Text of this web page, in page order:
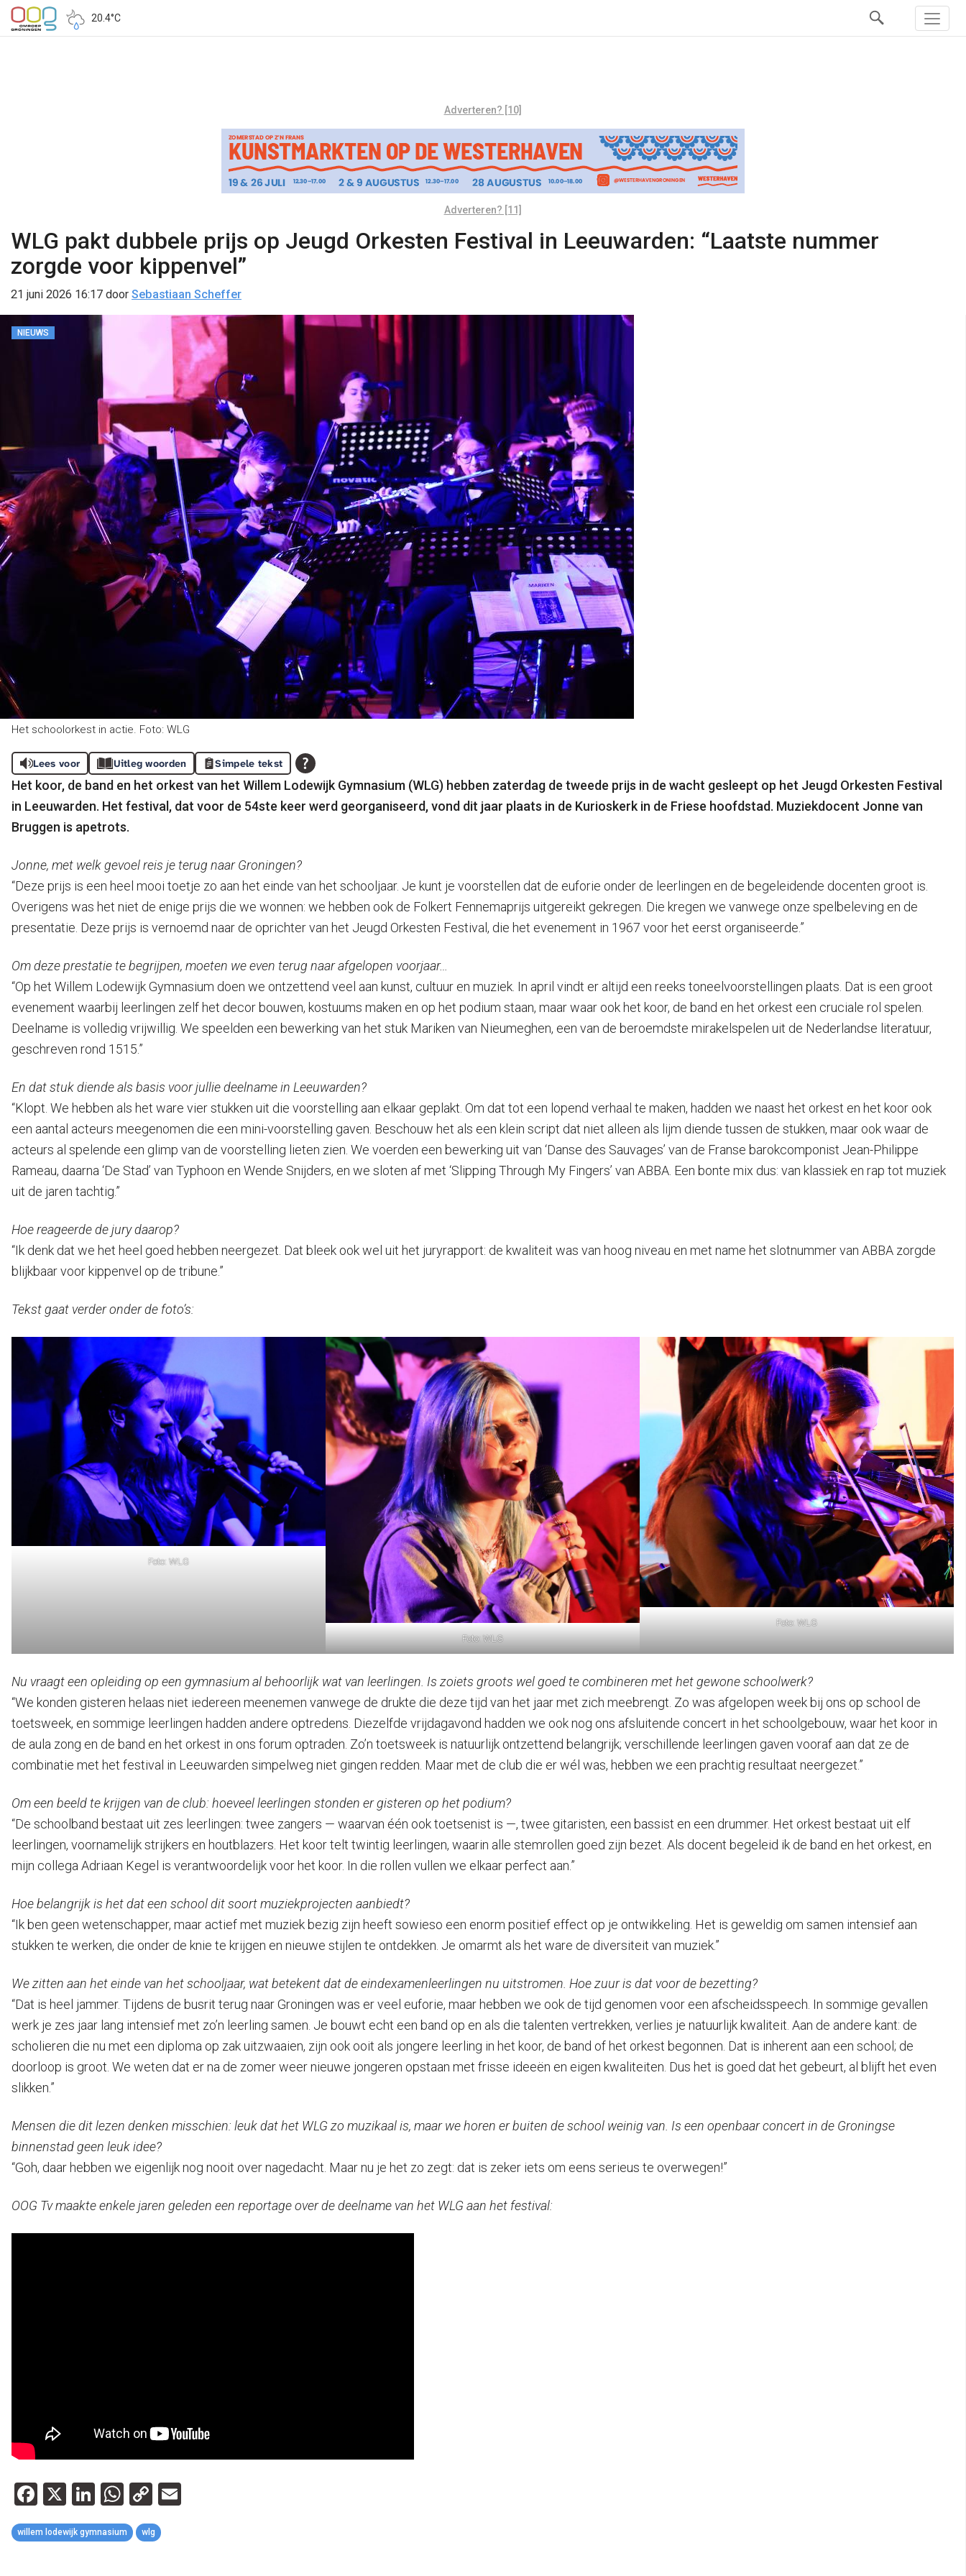
20.4°C
Adverteren? [10]
Adverteren? [11]
WLG pakt dubbele prijs op Jeugd Orkesten Festival in Leeuwarden: “Laatste nummer
zorgde voor kippenvel”
21 juni 2026 16:17 door Sebastiaan Scheffer
NIEUWS
Het schoolorkest in actie. Foto: WLG
Lees voor Uitleg woorden Simpele tekst
Het koor, de band en het orkest van het Willem Lodewijk Gymnasium (WLG) hebben zaterdag de tweede prijs in de wacht gesleept op het Jeugd Orkesten Festival
in Leeuwarden. Het festival, dat voor de 54ste keer werd georganiseerd, vond dit jaar plaats in de Kurioskerk in de Friese hoofdstad. Muziekdocent Jonne van
Bruggen is apetrots.
Jonne, met welk gevoel reis je terug naar Groningen?
“Deze prijs is een heel mooi toetje zo aan het einde van het schooljaar. Je kunt je voorstellen dat de euforie onder de leerlingen en de begeleidende docenten groot is.
Overigens was het niet de enige prijs die we wonnen: we hebben ook de Folkert Fennemaprijs uitgereikt gekregen. Die kregen we vanwege onze spelbeleving en de
presentatie. Deze prijs is vernoemd naar de oprichter van het Jeugd Orkesten Festival, die het evenement in 1967 voor het eerst organiseerde.”
Om deze prestatie te begrijpen, moeten we even terug naar afgelopen voorjaar…
“Op het Willem Lodewijk Gymnasium doen we ontzettend veel aan kunst, cultuur en muziek. In april vindt er altijd een reeks toneelvoorstellingen plaats. Dat is een groot
evenement waarbij leerlingen zelf het decor bouwen, kostuums maken en op het podium staan, maar waar ook het koor, de band en het orkest een cruciale rol spelen.
Deelname is volledig vrijwillig. We speelden een bewerking van het stuk Mariken van Nieumeghen, een van de beroemdste mirakelspelen uit de Nederlandse literatuur,
geschreven rond 1515.”
En dat stuk diende als basis voor jullie deelname in Leeuwarden?
“Klopt. We hebben als het ware vier stukken uit die voorstelling aan elkaar geplakt. Om dat tot een lopend verhaal te maken, hadden we naast het orkest en het koor ook
een aantal acteurs meegenomen die een mini-voorstelling gaven. Beschouw het als een klein script dat niet alleen als lijm diende tussen de stukken, maar ook waar de
acteurs al spelende een glimp van de voorstelling lieten zien. We voerden een bewerking uit van ‘Danse des Sauvages’ van de Franse barokcomponist Jean-Philippe
Rameau, daarna ‘De Stad’ van Typhoon en Wende Snijders, en we sloten af met ‘Slipping Through My Fingers’ van ABBA. Een bonte mix dus: van klassiek en rap tot muziek
uit de jaren tachtig.”
Hoe reageerde de jury daarop?
“Ik denk dat we het heel goed hebben neergezet. Dat bleek ook wel uit het juryrapport: de kwaliteit was van hoog niveau en met name het slotnummer van ABBA zorgde
blijkbaar voor kippenvel op de tribune.”
Tekst gaat verder onder de foto’s:
Foto: WLG
Foto: WLG
Foto: WLG
Nu vraagt een opleiding op een gymnasium al behoorlijk wat van leerlingen. Is zoiets groots wel goed te combineren met het gewone schoolwerk?
“We konden gisteren helaas niet iedereen meenemen vanwege de drukte die deze tijd van het jaar met zich meebrengt. Zo was afgelopen week bij ons op school de
toetsweek, en sommige leerlingen hadden andere optredens. Diezelfde vrijdagavond hadden we ook nog ons afsluitende concert in het schoolgebouw, waar het koor in
de aula zong en de band en het orkest in ons forum optraden. Zo’n toetsweek is natuurlijk ontzettend belangrijk; verschillende leerlingen gaven vooraf aan dat ze de
combinatie met het festival in Leeuwarden simpelweg niet gingen redden. Maar met de club die er wél was, hebben we een prachtig resultaat neergezet.”
Om een beeld te krijgen van de club: hoeveel leerlingen stonden er gisteren op het podium?
“De schoolband bestaat uit zes leerlingen: twee zangers — waarvan één ook toetsenist is —, twee gitaristen, een bassist en een drummer. Het orkest bestaat uit elf
leerlingen, voornamelijk strijkers en houtblazers. Het koor telt twintig leerlingen, waarin alle stemrollen goed zijn bezet. Als docent begeleid ik de band en het orkest, en
mijn collega Adriaan Kegel is verantwoordelijk voor het koor. In die rollen vullen we elkaar perfect aan.”
Hoe belangrijk is het dat een school dit soort muziekprojecten aanbiedt?
“Ik ben geen wetenschapper, maar actief met muziek bezig zijn heeft sowieso een enorm positief effect op je ontwikkeling. Het is geweldig om samen intensief aan
stukken te werken, die onder de knie te krijgen en nieuwe stijlen te ontdekken. Je omarmt als het ware de diversiteit van muziek.”
We zitten aan het einde van het schooljaar, wat betekent dat de eindexamenleerlingen nu uitstromen. Hoe zuur is dat voor de bezetting?
“Dat is heel jammer. Tijdens de busrit terug naar Groningen was er veel euforie, maar hebben we ook de tijd genomen voor een afscheidsspeech. In sommige gevallen
werk je zes jaar lang intensief met zo’n leerling samen. Je bouwt echt een band op en als die talenten vertrekken, verlies je natuurlijk kwaliteit. Aan de andere kant: de
scholieren die nu met een diploma op zak uitzwaaien, zijn ook ooit als jongere leerling in het koor, de band of het orkest begonnen. Dat is inherent aan een school; de
doorloop is groot. We weten dat er na de zomer weer nieuwe jongeren opstaan met frisse ideeën en eigen kwaliteiten. Dus het is goed dat het gebeurt, al blijft het even
slikken.”
Mensen die dit lezen denken misschien: leuk dat het WLG zo muzikaal is, maar we horen er buiten de school weinig van. Is een openbaar concert in de Groningse
binnenstad geen leuk idee?
“Goh, daar hebben we eigenlijk nog nooit over nagedacht. Maar nu je het zo zegt: dat is zeker iets om eens serieus te overwegen!”
OOG Tv maakte enkele jaren geleden een reportage over de deelname van het WLG aan het festival:
Facebook
X LinkedIn
WhatsApp
Copy
Link
willem lodewijk gymnasium wlg